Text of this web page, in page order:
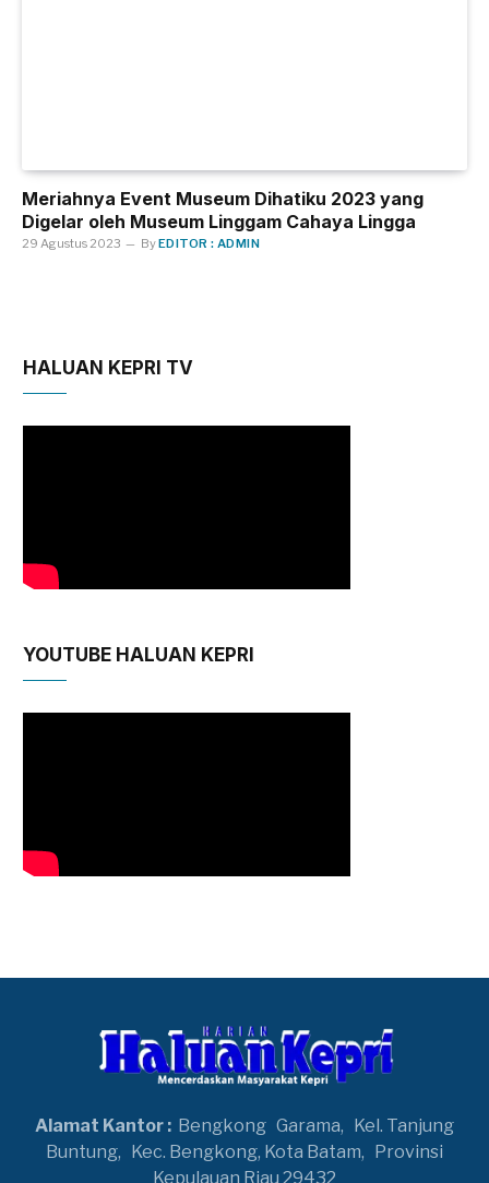
Meriahnya Event Museum Dihatiku 2023 yang
Digelar oleh Museum Linggam Cahaya Lingga
29 Agustus 2023 ByEDITOR : ADMIN
HALUAN KEPRI TV
YOUTUBE HALUAN KEPRI
Alamat Kantor : Bengkong Garama, Kel. Tanjung
Buntung, Kec. Bengkong, Kota Batam, Provinsi
Kepulauan Riau 29432